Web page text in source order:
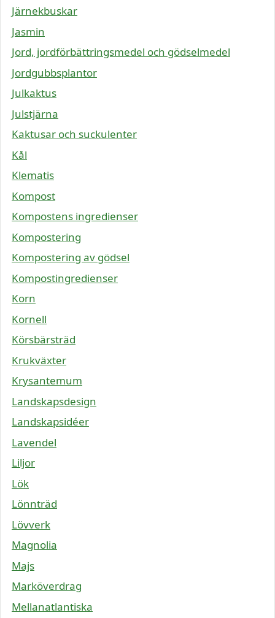
Järnekbuskar
Jasmin
Jord, jordförbättringsmedel och gödselmedel
Jordgubbsplantor
Julkaktus
Julstjärna
Kaktusar och suckulenter
Kål
Klematis
Kompost
Kompostens ingredienser
Kompostering
Kompostering av gödsel
Kompostingredienser
Korn
Kornell
Körsbärsträd
Krukväxter
Krysantemum
Landskapsdesign
Landskapsidéer
Lavendel
Liljor
Lök
Lönnträd
Lövverk
Magnolia
Majs
Marköverdrag
Mellanatlantiska